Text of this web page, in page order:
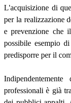
L'acquisizione di
per la realizzazione
e prevenzione che
possibile esempio
predisporre per il
professionali è già